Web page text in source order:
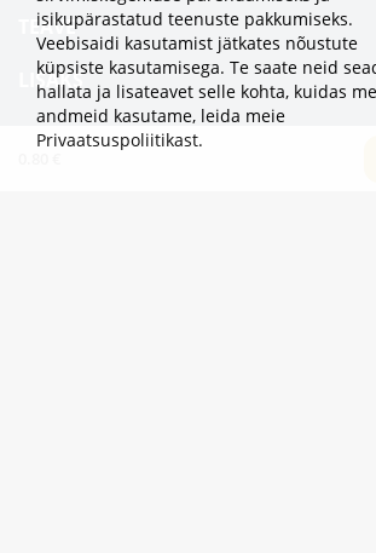
TEAVE
LISAKS
KATEGOORIAD
isikupärastatud teenuste pakkumiseks.
Veebisaidi kasutamist jätkates nõustute
küpsiste kasutamisega. Te saate neid
hallata ja lisateavet selle kohta, kuidas
andmeid kasutame, leida meie
Privaatsuspoliitikast.